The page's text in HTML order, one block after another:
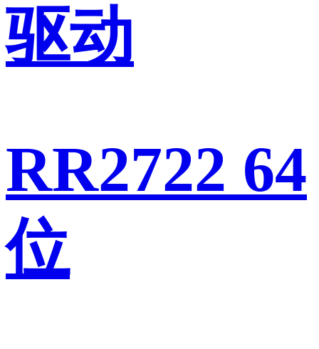
驱动
RR2722 64
位